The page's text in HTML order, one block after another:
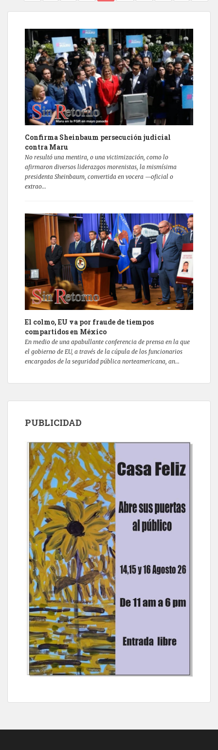
Confirma Sheinbaum persecución judicial
contra Maru
No resultó una mentira, o una victimización, como lo
afirmaron diversos liderazgos morenistas, la mismísima
presidenta Sheinbaum, convertida en vocera —oficial o
extrao...
El colmo, EU va por fraude de tiempos
compartidos en México
En medio de una apabullante conferencia de prensa en la que
el gobierno de EU, a través de la cúpula de los funcionarios
encargados de la seguridad pública norteamericana, an...
PUBLICIDAD